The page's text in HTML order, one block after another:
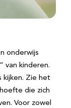
onderwijs
van kinderen.
kijken. Zie het
die zich
Voor zowel